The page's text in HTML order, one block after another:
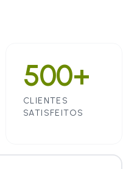
500+
CLIENTES
SATISFEITOS